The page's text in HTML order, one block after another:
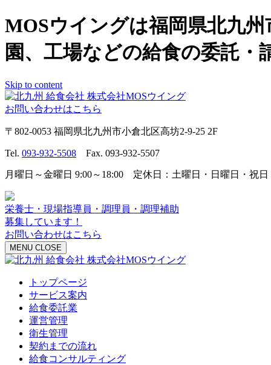
MOSウイングは福岡県北九
園、工場などの給食の委託
Skip to content
お問い合わせはこちら
〒802-0053 福岡県北九州市小倉北区高坊2-9-25 2F
Tel. 093-932-5508 Fax. 093-932-5507
月曜日～金曜日 9:00～18:00 定休日：土曜日・日曜日・祝日
栄養士・現場指導員・調理員・調理補助
募集しています！
お問い合わせはこちら
MENU CLOSE
トップページ
サービス案内
給食委託業
運営管理
衛生管理
契約までの流れ
給食コンサルティング